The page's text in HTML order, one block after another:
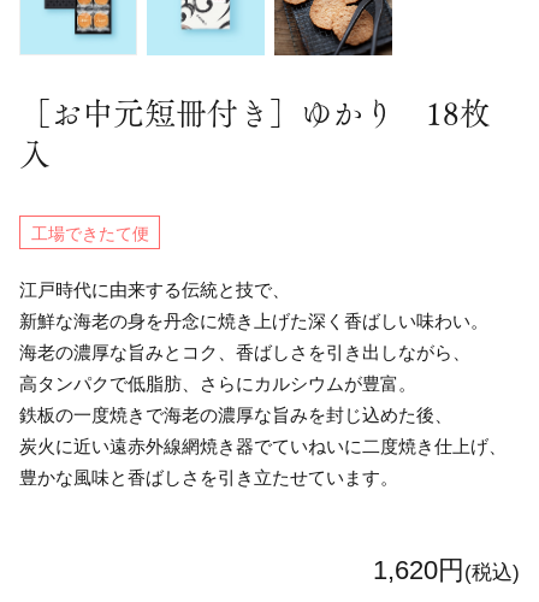
［お中元短冊付き］ゆかり 18枚
入
工場できたて便
江戸時代に由来する伝統と技で、
新鮮な海老の身を丹念に焼き上げた深く香ばしい味わい。
海老の濃厚な旨みとコク、香ばしさを引き出しながら、
高タンパクで低脂肪、さらにカルシウムが豊富。
鉄板の一度焼きで海老の濃厚な旨みを封じ込めた後、
炭火に近い遠赤外線網焼き器でていねいに二度焼き仕上げ、
豊かな風味と香ばしさを引き立たせています。
1,620円 (税込)